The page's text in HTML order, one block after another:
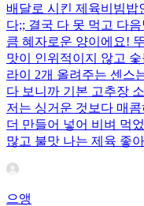
배달로 시킨 제육비빔밥
다;; 결국 다 못 먹고 다
큼 혜자로운 양이에요!
맛이 인위적이지 않고
라이 2개 올려주는 센스
다 보니까 기본 고추장
저는 싱거운 것보다 매
더 만들어 넣어 비벼 먹
많고 불맛 나는 제육 좋
으앵